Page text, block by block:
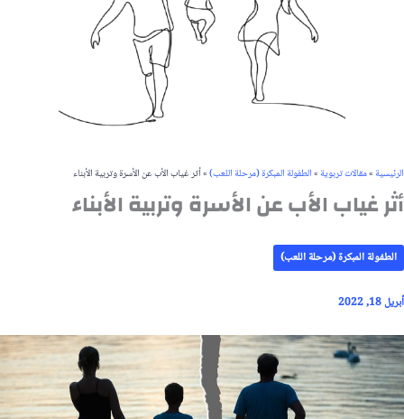
الرئيسية»مقالات تربوية»الطفولة المبكرة (مرحلة اللعب)»أثر غياب الأب عن الأسرة وتربية الأبناء
أثر غياب الأب عن الأسرة وتربية الأبناء
الطفولة المبكرة (مرحلة اللعب)
أبريل 18, 2022